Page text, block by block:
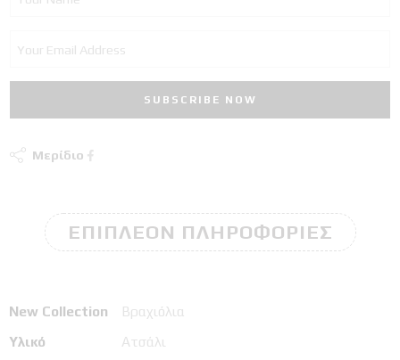
Μερίδιο
ΕΠΙΠΛΈΟΝ ΠΛΗΡΟΦΟΡΊΕΣ
New Collection
Βραχιόλια
Υλικό
Ατσάλι